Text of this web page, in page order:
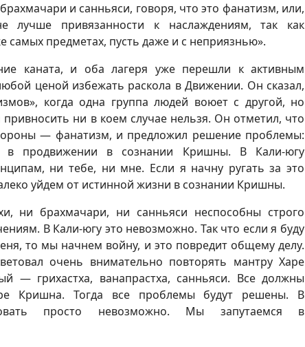
и санньяси, говоря, что это фанатизм, или,
лучше привязанности к наслаждениям, так как
предметах, пусть даже и с неприязнью».
каната, и оба лагеря уже перешли к активным
ценой избежать раскола в Движении. Он сказал,
когда одна группа людей воюет с другой, но
ни в коем случае нельзя. Он отметил, что
— фанатизм, и предложил решение проблемы:
в продвижении в сознании Кришны. В Кали-югу
ни тебе, ни мне. Если я начну ругать за это
уйдем от истинной жизни в сознании Кришны.
ни брахмачари, ни санньяси неспособны строго
В Кали-югу это невозможно. Так что если я буду
то мы начнем войну, и это повредит общему делу.
очень внимательно повторять мантру Харе
— грихастха, ванапрастха, санньяси. Все должны
Кришна. Тогда все проблемы будут решены. В
просто невозможно. Мы запутаемся в